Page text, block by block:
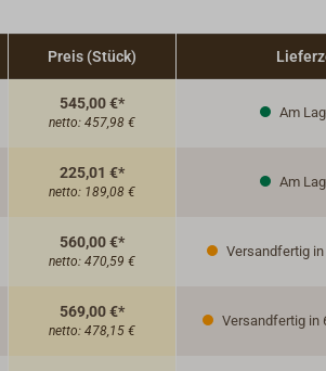
Der
Preis (Stück)
545,00 €*
netto: 457,98 €
Am
225,01 €*
netto: 189,08 €
Am
560,00 €*
netto: 470,59 €
Versandfertig in
569,00 €*
netto: 478,15 €
Versandfertig in